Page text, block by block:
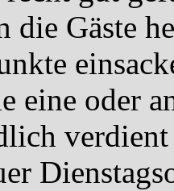
die Gäste
eine oder